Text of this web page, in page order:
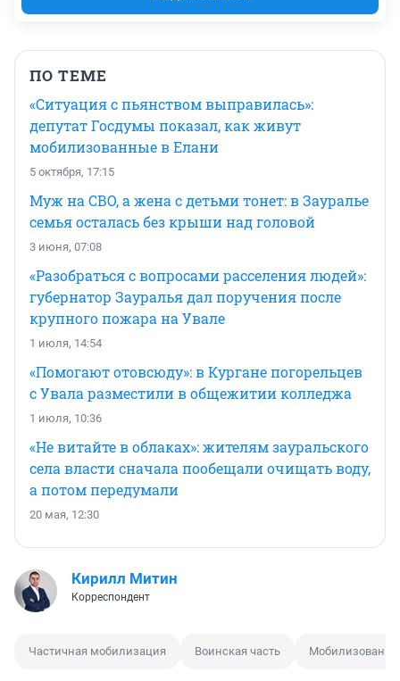
ПО ТЕМЕ
«Ситуация с пьянством выправилась»:
депутат Госдумы показал, как живут
мобилизованные в Елани
5 октября, 17:15
Муж на СВО, а жена с детьми тонет: в Зауралье
семья осталась без крыши над головой
3 июня, 07:08
«Разобраться с вопросами расселения людей»:
губернатор Зауралья дал поручения после
крупного пожара на Увале
1 июля, 14:54
«Помогают отовсюду»: в Кургане погорельцев
с Увала разместили в общежитии колледжа
1 июля, 10:36
«Не витайте в облаках»: жителям зауральского
села власти сначала пообещали очищать воду,
а потом передумали
20 мая, 12:30
Кирилл Митин
Корреспондент
Частичная мобилизация Воинская часть